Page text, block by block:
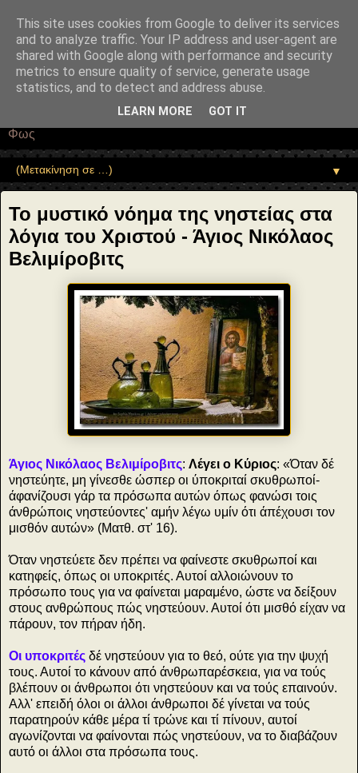
"potentialAction": { "@type": "ReadAction", "target":
"https://www.sophia-ntrekou.gr/2014/03/Kyriaki-Tyrofagoy-Nisteia-
Velimirovits.html" } }
Αέναη επΑνάσταση
• Επιστήμη • Ψυχολογία • Λογοτεχνία • Τέχνες • Θεολογία •
Φιλοσοφία • Στοχασμοί... για τη μνήμη, τον άνθρωπο και το
Φως
▼
Το μυστικό νόημα της νηστείας στα
λόγια του Χριστού - Άγιος Νικόλαος
Βελιμίροβιτς
Άγιος Νικόλαος Βελιμίροβιτς: Λέγει ο Κύριος: «Όταν δέ
νηστεύητε, μη γίνεσθε ώσπερ οι ύποκριταί σκυθρωποί-
άφανίζουσι γάρ τα πρόσωπα αυτών όπως φανώσι τοις
άνθρώποις νηστεύοντες' αμήν λέγω υμίν ότι άπέχουσι τον
μισθόν αυτών» (Ματθ. στ' 16).
Όταν νηστεύετε δεν πρέπει να φαίνεστε σκυθρωποί και
κατηφείς, όπως οι υποκριτές. Αυτοί αλλοιώνουν το
πρόσωπο τους για να φαίνεται μαραμένο, ώστε να δείξουν
στους ανθρώπους πώς νηστεύουν. Αυτοί ότι μισθό είχαν να
πάρουν, τον πήραν ήδη.
Οι υποκριτές δέ νηστεύουν για το θεό, ούτε για την ψυχή
τους. Αυτοί το κάνουν από άνθρωπαρέσκεια, για να τούς
βλέπουν οι άνθρωποι ότι νηστεύουν και να τούς επαινούν.
Αλλ' επειδή όλοι οι άλλοι άνθρωποι δέ γίνεται να τούς
παρατηρούν κάθε μέρα τί τρώνε και τί πίνουν, αυτοί
αγωνίζονται να φαίνονται πώς νηστεύουν, να το διαβάζουν
αυτό οι άλλοι στα πρόσωπα τους.
This site uses cookies from Google to deliver its services
and to analyze traffic. Your IP address and user-agent are
shared with Google along with performance and security
metrics to ensure quality of service, generate usage
statistics, and to detect and address abuse.
LEARN MORE GOT IT